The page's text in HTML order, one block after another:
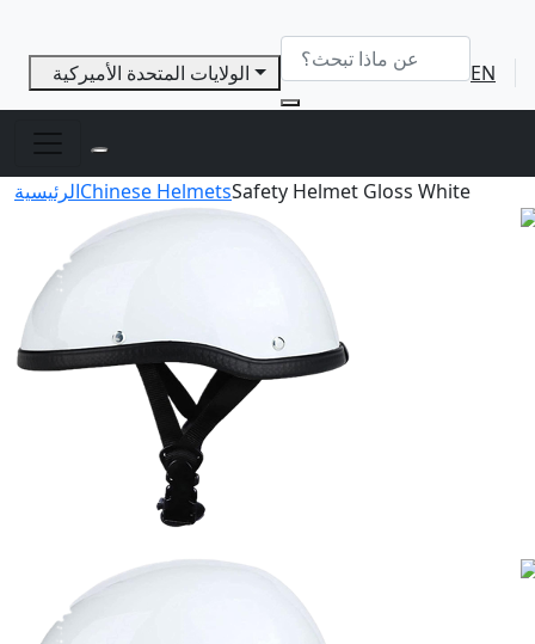
EN
الرئيسيةChinese HelmetsSafety Helmet Gloss White